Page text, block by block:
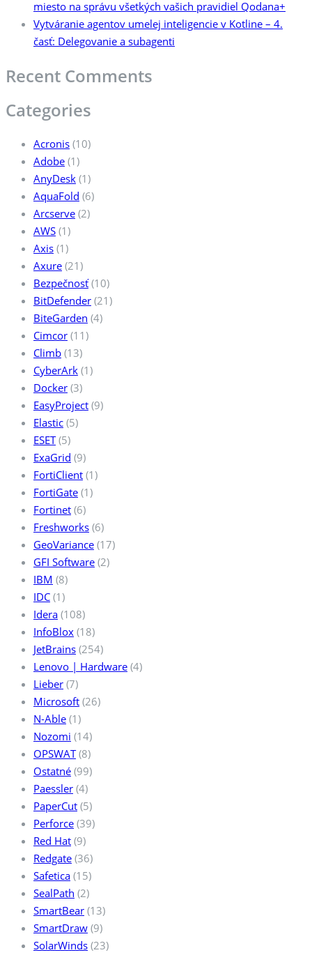
miesto na správu všetkých vašich pravidiel Qodana+
Vytváranie agentov umelej inteligencie v Kotline – 4.
časť: Delegovanie a subagenti
Recent Comments
Categories
Acronis (10)
Adobe (1)
AnyDesk (1)
AquaFold (6)
Arcserve (2)
AWS (1)
Axis (1)
Axure (21)
Bezpečnosť(10)
BitDefender (21)
BiteGarden (4)
Cimcor (11)
Climb (13)
CyberArk (1)
Docker (3)
EasyProject (9)
Elastic (5)
ESET(5)
ExaGrid (9)
FortiClient (1)
FortiGate (1)
Fortinet (6)
Freshworks (6)
GeoVariance (17)
GFI Software (2)
IBM (8)
IDC (1)
Idera (108)
InfoBlox (18)
JetBrains (254)
Lenovo | Hardware (4)
Lieber (7)
Microsoft (26)
N-Able (1)
Nozomi (14)
OPSWAT(8)
Ostatné (99)
Paessler (4)
PaperCut (5)
Perforce (39)
Red Hat (9)
Redgate (36)
Safetica (15)
SealPath (2)
SmartBear (13)
SmartDraw (9)
SolarWinds (23)